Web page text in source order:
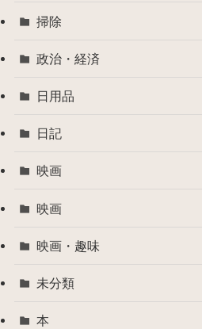
掃除
政治・経済
日用品
日記
映画
映画
映画・趣味
未分類
本